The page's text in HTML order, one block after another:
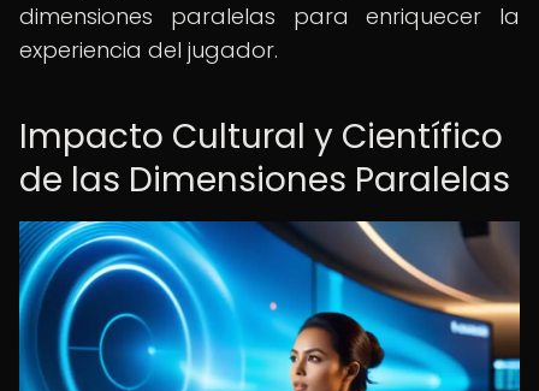
dimensiones paralelas para enriquecer la
experiencia del jugador.
Impacto Cultural y Científico
de las Dimensiones Paralelas